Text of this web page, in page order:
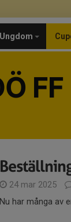
Ungdom
FF
24 mar 2025
Nu har många av